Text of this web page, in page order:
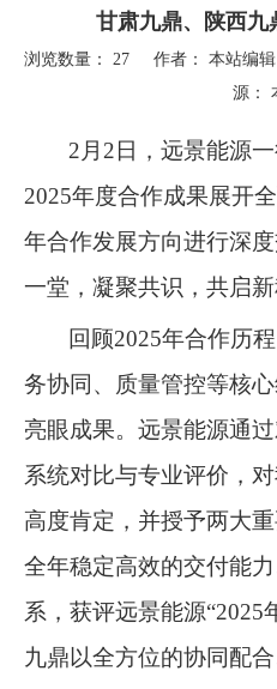
甘肃九鼎、陕西九
浏览数量： 27 作者： 本站编
源：
2 月 2 日，远景能源
2025年度合作成果展开
年合作发展方向进行深
一堂，凝聚共识，共启新
回顾2025年合作历
务协同、质量管控等核
亮眼成果。远景能源通
系统对比与专业评价，
高度肯定，并授予两大
全年稳定高效的交付能
系，获评远景能源“2025
九鼎以全方位的协同配